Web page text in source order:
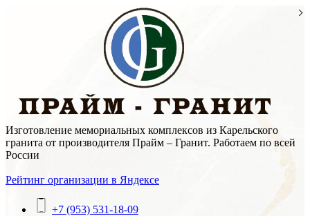
Изготовление мемориальных комплексов из Карельского
гранита от производителя Прайм – Гранит. Работаем по всей
России
Рейтинг организации в Яндексе
+7 (953) 531-18-09